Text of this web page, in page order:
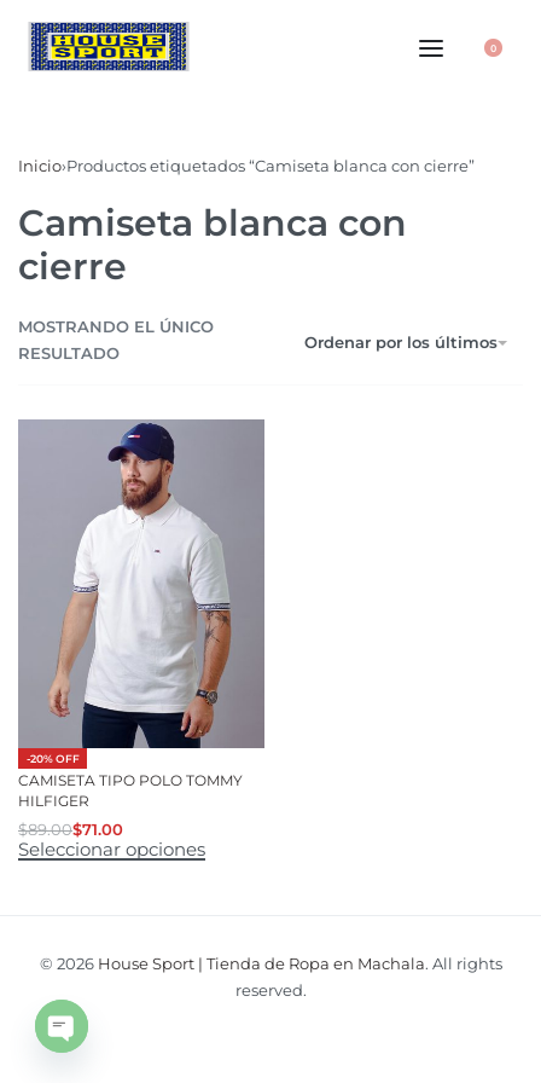
0
Inicio›Productos etiquetados “Camiseta blanca con cierre”
Camiseta blanca con
cierre
MOSTRANDO EL ÚNICO
RESULTADO
Ordenar por los últimos
-20% OFF
CAMISETA TIPO POLO TOMMY
HILFIGER
$89.00$71.00
Seleccionar opciones
© 2026 House Sport | Tienda de Ropa en Machala. All rights
reserved.
Open